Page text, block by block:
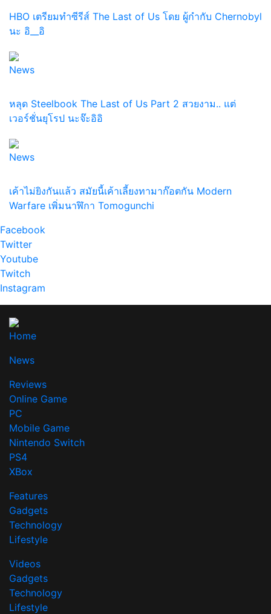
HBO เตรียมทำซีรีส์ The Last of Us โดย ผู้กำกับ Chernobyl
นะ อิ__อิ
News
หลุด Steelbook The Last of Us Part 2 สวยงาม.. แต่
เวอร์ชั่นยุโรป นะจ๊ะอิอิ
News
เค้าไม่ยิงกันแล้ว สมัยนี้เค้าเลี้ยงทามาก๊อตกัน Modern
Warfare เพิ่มนาฬิกา Tomogunchi
Facebook
Twitter
Youtube
Twitch
Instagram
Home
News
Reviews
Online Game
PC
Mobile Game
Nintendo Switch
PS4
XBox
Features
Gadgets
Technology
Lifestyle
Videos
Gadgets
Technology
Lifestyle